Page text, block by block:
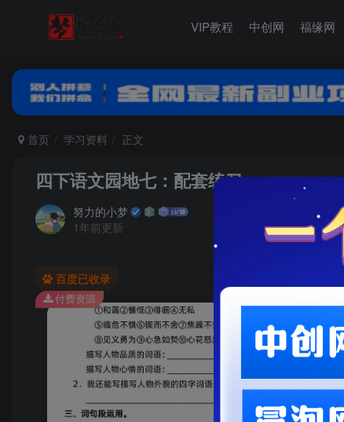
VIP教程 中创网 福缘网
首页 学习资料 正文
四下语文园地七：配套练习
努力的小梦
1年前更新
百度已收录
付费资源